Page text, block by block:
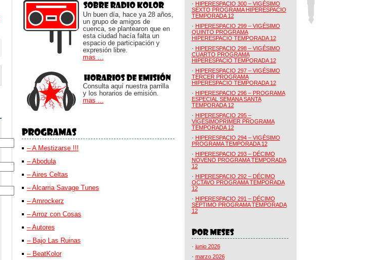
Un buen día, hace ya 28 años,
un grupo de amigos de
cuenca, se plantearon que en
esta ciudad hacía falta un
espacio de participación y
expresión libre.
mas ...
Consulta aquí nuestra parrilla
y los horarios de emisión.
mas ...
– A Mestizarse !!!
– Abodula
– Aires Celtas
– Alcarria Savage Tunes
– Amrockerz
– Arroz con Cosas
– Autores
– Bajo Las Ruinas
– BeatKolor
· HIPERESPACIO 300 – VIGÉSIMO
SEXTO PROGRAMA HIPERESPACIO
TEMPORADA 12
· HIPERESPACIO 299 – VIGÉSIMO
QUINTO PROGRAMA
HIPERESPACIO TEMPORADA 12
· HIPERESPACIO 298 – VIGÉSIMO
CUARTO PROGRAMA
HIPERESPACIO TEMPORADA 12
· HIPERESPACIO 297 – VIGÉSIMO
TERCER PROGRAMA
HIPERESPACIO TEMPORADA 12
· HIPERESPACIO 296 – PROGRAMA
ESPECIAL SEMANA SANTA
TEMPORADA 12
· HIPERESPACIO 295 –
VIGÉSIMOPRIMER PROGRAMA
TEMPORADA 12
· HIPERESPACIO 294 – VIGÉSIMO
PROGRAMA TEMPORADA 12
· HIPERESPACIO 293 – DÉCIMO
NOVENO PROGRAMA TEMPORADA
12
· HIPERESPACIO 292 – DÉCIMO
OCTAVO PROGRAMA TEMPORADA
12
· HIPERESPACIO 291 – DÉCIMO
SÉPTIMO PROGRAMA TEMPORADA
12
· junio 2026
· marzo 2026